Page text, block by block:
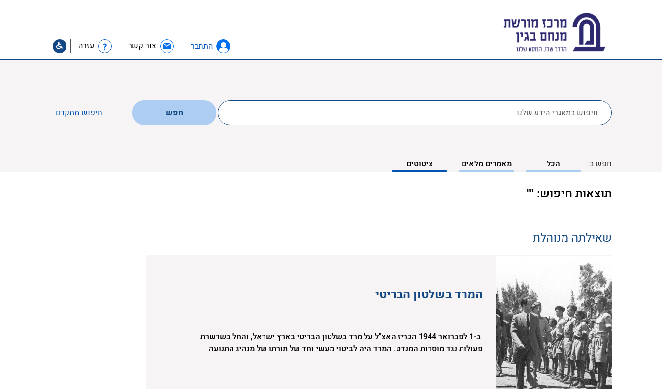
התחבר צור קשר עזרה
לחפש
ב:
חפש חיפוש מתקדם
חפש ב: הכל מאמרים מלאים ציטוטים
תוצאות חיפוש: ""
שאילתה מנוהלת
המרד בשלטון הבריטי
ב-1 לפברואר 1944 הכריז האצ"ל על מרד בשלטון הבריטי בארץ ישראל, והחל בשרשרת
פעולות נגד מוסדות המנדט. המרד היה לביטוי מעשי וחד של תורתו של מנהיג התנועה